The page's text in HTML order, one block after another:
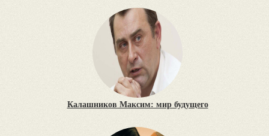
Калашников Максим: мир будущего